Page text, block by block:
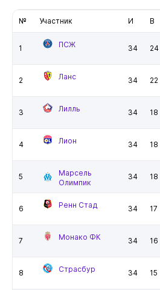
№ Участник И В
1 ПСЖ 34 24
2 Ланс 34 22
3 Лилль 34 18
4 Лион 34 18
5
Марсель
Олимпик
34 18
6 Ренн Стад 34 17
7 Монако ФК 34 16
8 Страсбур 34 15